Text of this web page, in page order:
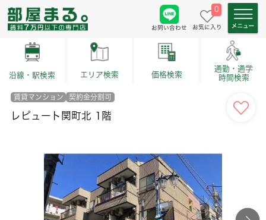
お問い合わせ
0
お気に入り
沿線・駅検索 エリア検索 価格検索
通勤・通学
時間検索
賃貸マンション 契約金分割可
レピュート関町北 1階